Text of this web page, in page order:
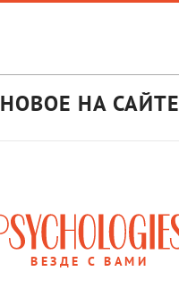
НОВОЕ НА САЙТЕ
ВЕЗДЕ С ВАМИ